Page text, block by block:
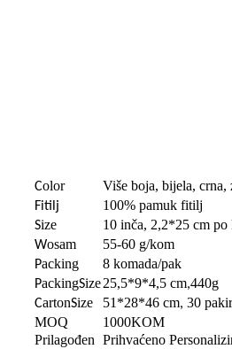
Color Više boja, bijela, crna,
Fitilj 100% pamuk fitilj
Size 10 inča, 2,2*25 cm po
Wosam 55-60 g/kom
Packing 8 komada/pak
PackingSize25,5*9*4,5 cm,440g
CartonSize 51*28*46 cm, 30
MOQ
1000KOM
Prilagođen Prihvaćeno